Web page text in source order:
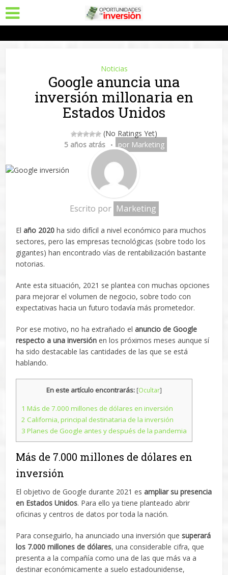
Noticias
Google anuncia una
inversión millonaria en
Estados Unidos
(No Ratings Yet)
5 años atrás
por Marketing
Escrito por Marketing
Elaño 2020 ha sido difícil a nivel económico para muchos
sectores, pero las empresas tecnológicas (sobre todo los
gigantes) han encontrado vías de rentabilización bastante
notorias.
Ante esta situación, 2021 se plantea con muchas opciones
para mejorar el volumen de negocio, sobre todo con
expectativas hacia un futuro todavía más prometedor.
Por ese motivo, no ha extrañado elanuncio de Google
respecto a una inversión en los próximos meses aunque sí
ha sido destacable las cantidades de las que se está
hablando.
En este artículo encontrarás: [Ocultar]
1 Más de 7.000 millones de dólares en inversión
2 California, principal destinataria de la inversión
3 Planes de Google antes y después de la pandemia
Más de 7.000 millones de dólares en
inversión
El objetivo de Google durante 2021 esampliar su presencia
en Estados Unidos. Para ello ya tiene planteado abrir
oficinas y centros de datos por toda la nación.
Para conseguirlo, ha anunciado una inversión quesuperará
los 7.000 millones de dólares, una considerable cifra, que
presenta a la compañía como una de las que más va a
destinar económicamente a suelo estadounidense,